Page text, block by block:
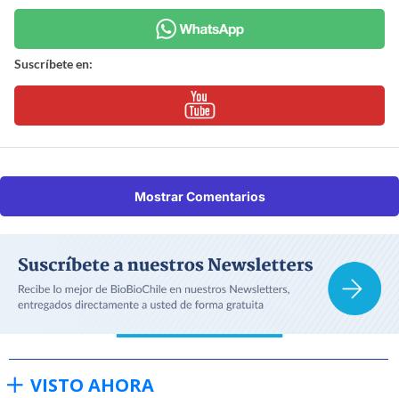
Suscríbete en:
Mostrar Comentarios
VISTO AHORA